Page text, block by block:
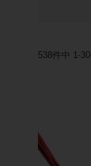
538件中 1-30